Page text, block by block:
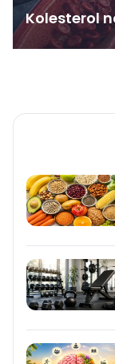
Kolesterol